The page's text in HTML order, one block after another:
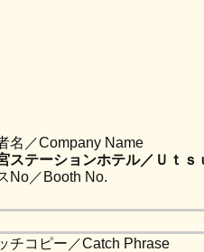
名／Company Name
ステーションホテル／Ｕｔ
No／Booth No.
チコピー／Catch Phrase